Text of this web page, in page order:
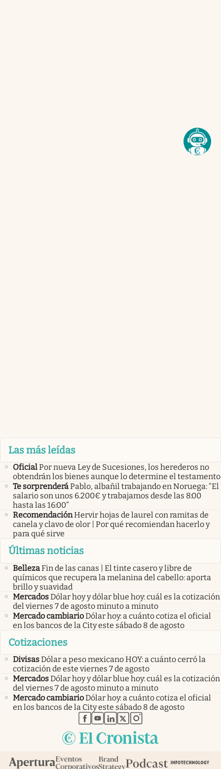
Las más leídas
OficialPor nueva Ley de Sucesiones, los herederos no
obtendrán los bienes aunque lo determine el testamento
Te sorprenderáPablo, albañil trabajando en Noruega: “El
salario son unos 6.200€ y trabajamos desde las 8:00
hasta las 16:00”
RecomendaciónHervir hojas de laurel con ramitas de
canela y clavo de olor | Por qué recomiendan hacerlo y
para qué sirve
Últimas noticias
BellezaFin de las canas | El tinte casero y libre de
químicos que recupera la melanina del cabello: aporta
brillo y suavidad
MercadosDólar hoy y dólar blue hoy: cuál es la cotización
del viernes 7 de agosto minuto a minuto
Mercado cambiarioDólar hoy: a cuánto cotiza el oficial
en los bancos de la City este sábado 8 de agosto
Cotizaciones
DivisasDólar a peso mexicano HOY: a cuánto cerró la
cotización de este viernes 7 de agosto
MercadosDólar hoy y dólar blue hoy: cuál es la cotización
del viernes 7 de agosto minuto a minuto
Mercado cambiarioDólar hoy: a cuánto cotiza el oficial
en los bancos de la City este sábado 8 de agosto
abre en nueva pestaña
abre en nueva pestaña
abre en nueva pestaña
abre en nueva pestaña
abre en nueva pestaña